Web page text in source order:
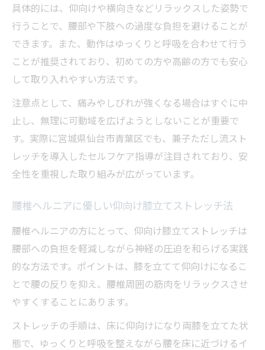
具体的には、仰向けや横向きなどリラックスした姿勢で
行うことで、腰部や下肢への過度な負担を避けることが
できます。また、動作はゆっくりと呼吸を合わせて行う
ことが推奨されており、初めての方や高齢の方でも安心
して取り入れやすい方法です。
注意点として、痛みやしびれが強くなる場合はすぐに中
止し、無理に可動域を広げようとしないことが重要で
す。実際に宮城県仙台市青葉区でも、兼子ただし流スト
レッチを導入したセルフケア指導が注目されており、安
全性を重視した取り組みが広がっています。
腰椎ヘルニアに優しい仰向け膝立てストレッチ法
腰椎ヘルニアの方にとって、仰向け膝立てストレッチは
腰部への負担を軽減しながら神経の圧迫を和らげる実践
的な方法です。ポイントは、膝を立てて仰向けになるこ
とで腰の反りを抑え、腰椎周囲の筋肉をリラックスさせ
やすくすることにあります。
ストレッチの手順は、床に仰向けになり両膝を立てた状
態で、ゆっくりと呼吸を整えながら腰を床に近づけるイ